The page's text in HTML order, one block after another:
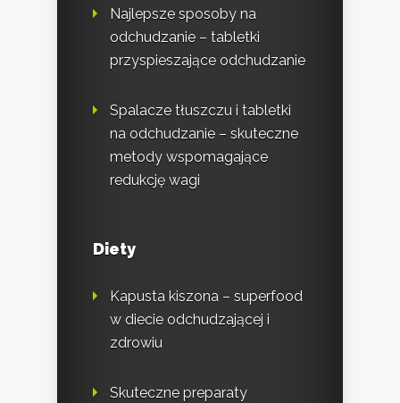
Najlepsze sposoby na
odchudzanie – tabletki
przyspieszające odchudzanie
Spalacze tłuszczu i tabletki
na odchudzanie – skuteczne
metody wspomagające
redukcję wagi
Diety
Kapusta kiszona – superfood
w diecie odchudzającej i
zdrowiu
Skuteczne preparaty